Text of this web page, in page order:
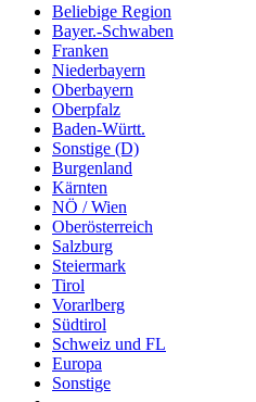
Beliebige Region
Bayer.-Schwaben
Franken
Niederbayern
Oberbayern
Oberpfalz
Baden-Württ.
Sonstige (D)
Burgenland
Kärnten
NÖ / Wien
Oberösterreich
Salzburg
Steiermark
Tirol
Vorarlberg
Südtirol
Schweiz und FL
Europa
Sonstige